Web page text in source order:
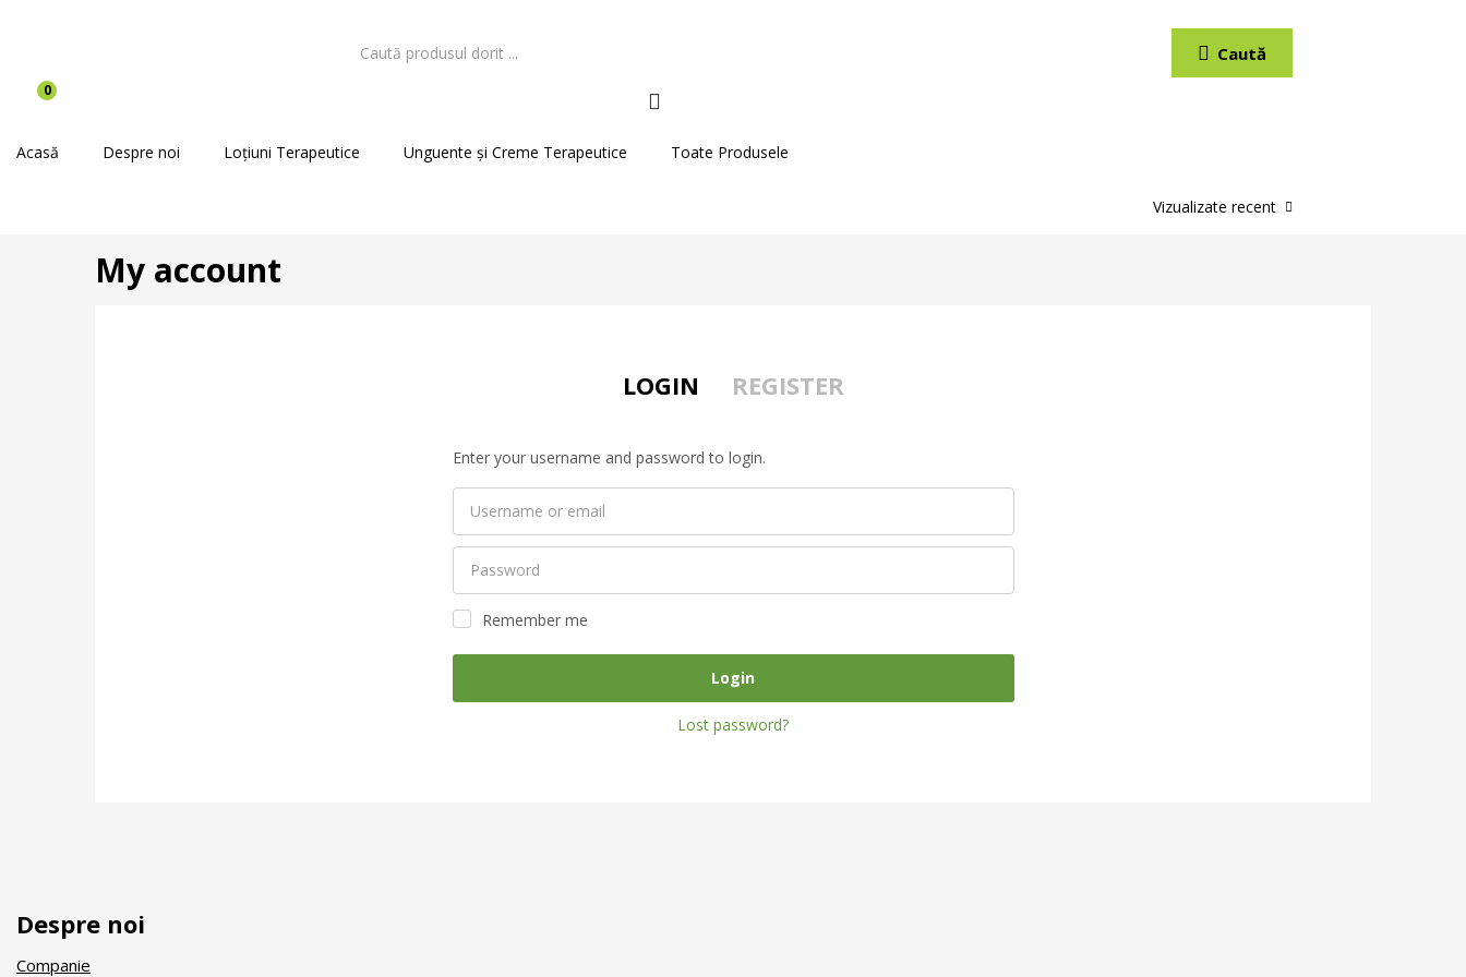
Caută
0
Acasă Despre noi Loțiuni Terapeutice Unguente și Creme Terapeutice Toate Produsele
Vizualizate recent
My account
LOGIN REGISTER
Enter your username and password to login.
Remember me
Login
Lost password?
Despre noi
Companie